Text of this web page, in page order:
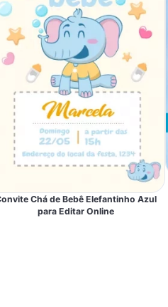
Chá de Bebê Elefantinho Azul
para Editar Online